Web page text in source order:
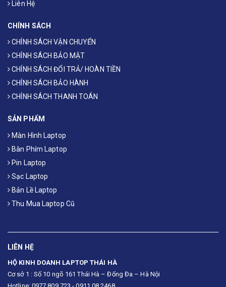
Liên Hệ
CHÍNH SÁCH
CHÍNH SÁCH VẬN CHUYỂN
CHÍNH SÁCH BẢO MẬT
CHÍNH SÁCH ĐỔI TRẢ/ HOÀN TIỀN
CHÍNH SÁCH BẢO HÀNH
CHÍNH SÁCH THANH TOÁN
SẢN PHẨM
Màn Hình Laptop
Bàn Phím Laptop
Pin Laptop
Sạc Laptop
Bản Lề Laptop
Thu Mua Laptop Cũ
LIÊN HỆ
HỘ KINH DOANH LAPTOP THÁI HÀ
Cơ sở 1 : Số 10 ngõ 161 Thái Hà – Đống Đa – Hà Nội